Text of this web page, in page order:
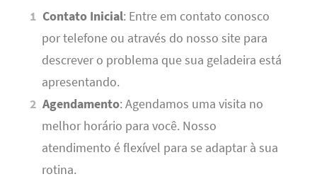
Contato Inicial: Entre em contato conosco
por telefone ou através do nosso site para
descrever o problema que sua geladeira está
apresentando.
Agendamento: Agendamos uma visita no
melhor horário para você. Nosso
atendimento é flexível para se adaptar à sua
rotina.